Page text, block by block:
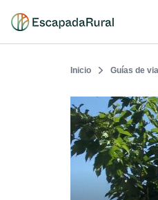
Inicio Guías de